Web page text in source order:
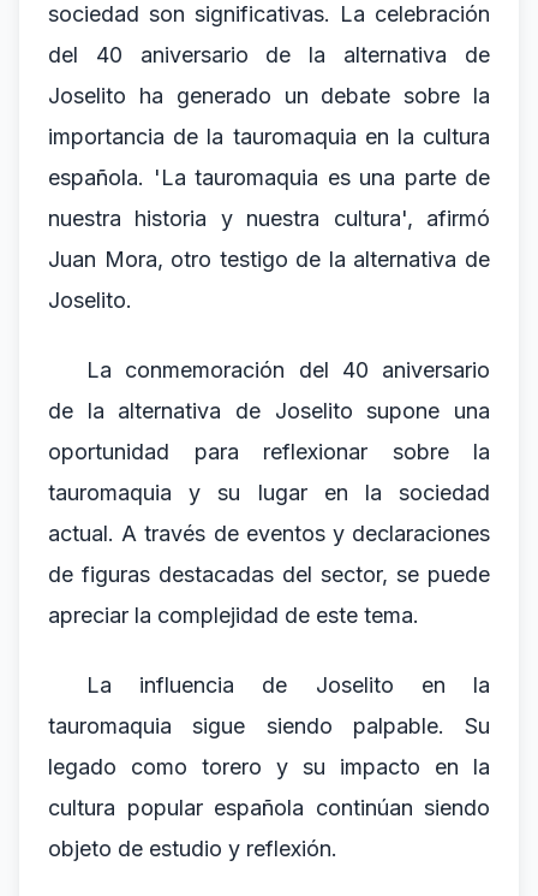
sociedad son significativas. La celebración
del 40 aniversario de la alternativa de
Joselito ha generado un debate sobre la
importancia de la tauromaquia en la cultura
española. 'La tauromaquia es una parte de
nuestra historia y nuestra cultura', afirmó
Juan Mora, otro testigo de la alternativa de
Joselito.
La conmemoración del 40 aniversario
de la alternativa de Joselito supone una
oportunidad para reflexionar sobre la
tauromaquia y su lugar en la sociedad
actual. A través de eventos y declaraciones
de figuras destacadas del sector, se puede
apreciar la complejidad de este tema.
La influencia de Joselito en la
tauromaquia sigue siendo palpable. Su
legado como torero y su impacto en la
cultura popular española continúan siendo
objeto de estudio y reflexión.